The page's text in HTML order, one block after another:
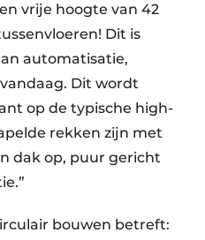
vrije hoogte van 42
Dit is
automatisatie,
Dit wordt
op de typische high-
rekken zijn met
dak op, puur gericht
bouwen betreft: